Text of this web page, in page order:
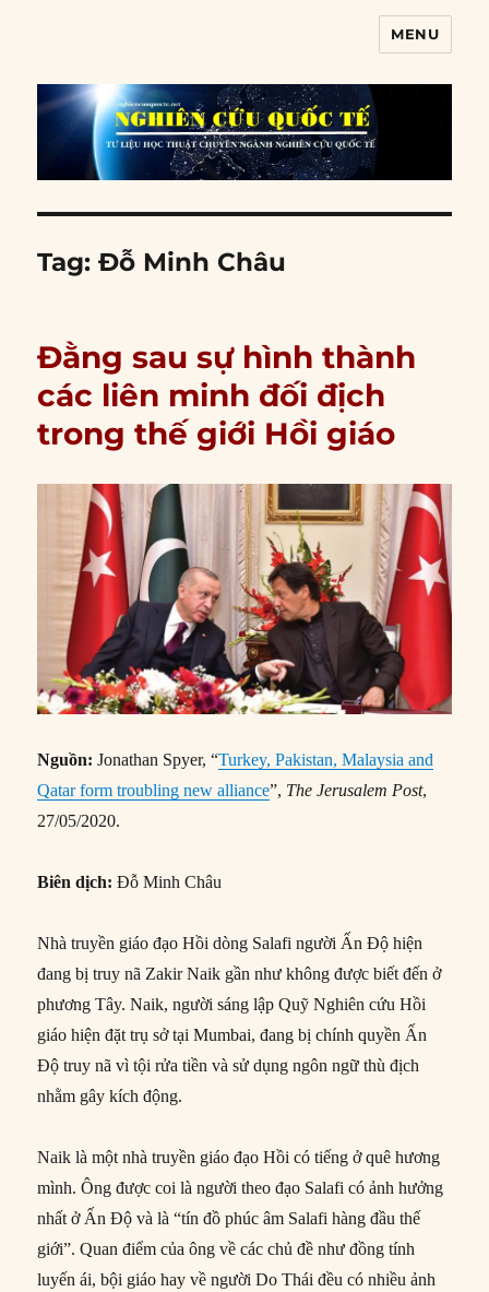
MENU
Tag:Đỗ Minh Châu
Đằng sau sự hình thành
các liên minh đối địch
trong thế giới Hồi giáo
Nguồn: Jonathan Spyer, “Turkey, Pakistan, Malaysia and
Qatar form troubling new alliance”, The Jerusalem Post,
27/05/2020.
Biên dịch: Đỗ Minh Châu
Nhà truyền giáo đạo Hồi dòng Salafi người Ấn Độ hiện
đang bị truy nã Zakir Naik gần như không được biết đến ở
phương Tây. Naik, người sáng lập Quỹ Nghiên cứu Hồi
giáo hiện đặt trụ sở tại Mumbai, đang bị chính quyền Ấn
Độ truy nã vì tội rửa tiền và sử dụng ngôn ngữ thù địch
nhằm gây kích động.
Naik là một nhà truyền giáo đạo Hồi có tiếng ở quê hương
mình. Ông được coi là người theo đạo Salafi có ảnh hưởng
nhất ở Ấn Độ và là “tín đồ phúc âm Salafi hàng đầu thế
giới”. Quan điểm của ông về các chủ đề như đồng tính
luyến ái, bội giáo hay về người Do Thái đều có nhiều ảnh